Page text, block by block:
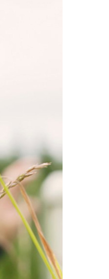
til kraft- og
millioner